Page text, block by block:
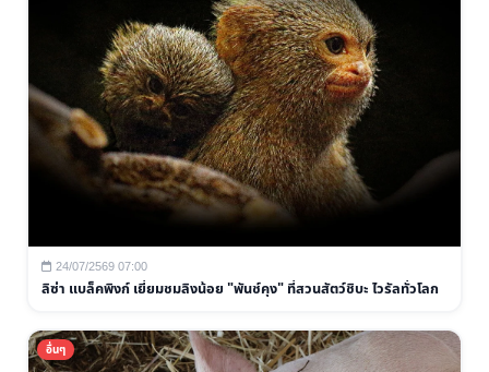
24/07/2569 07:00
ลิซ่า แบล็คพิงก์ เยี่ยมชมลิงน้อย "พันช์คุง" ที่สวนสัตว์ชิบะ ไวรัลทั่วโลก
อื่นๆ